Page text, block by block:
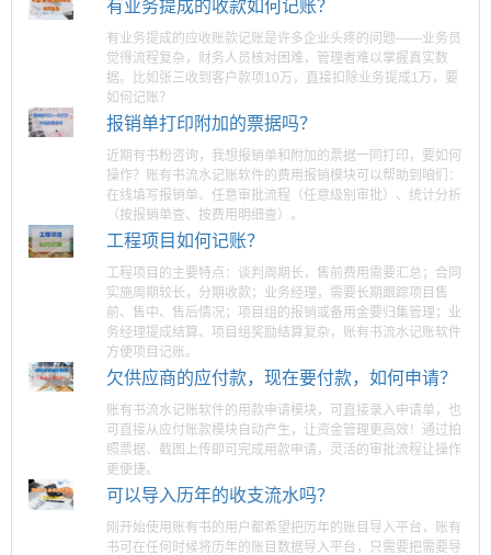
有业务提成的收款如何记账？
有业务提成的应收账款记账是许多企业头疼的问题——业务员
觉得流程复杂，财务人员核对困难，管理者难以掌握真实数
据。比如张三收到客户款项10万，直接扣除业务提成1万，要
如何记账？
报销单打印附加的票据吗？
近期有书粉咨询，我想报销单和附加的票据一同打印，要如何
操作？账有书流水记账软件的费用报销模块可以帮助到咱们：
在线填写报销单、任意审批流程（任意级别审批）、统计分析
（按报销单查、按费用明细查）。
工程项目如何记账？
工程项目的主要特点：谈判周期长，售前费用需要汇总；合同
实施周期较长，分期收款；业务经理，需要长期跟踪项目售
前、售中、售后情况；项目组的报销或备用金要归集管理；业
务经理提成结算、项目组奖励结算复杂，账有书流水记账软件
方便项目记账。
欠供应商的应付款，现在要付款，如何申请？
账有书流水记账软件的用款申请模块，可直接录入申请单，也
可直接从应付账款模块自动产生，让资金管理更高效！通过拍
照票据、截图上传即可完成用款申请，灵活的审批流程让操作
更便捷。
可以导入历年的收支流水吗？
刚开始使用账有书的用户都希望把历年的账目导入平台，账有
书可在任何时候将历年的账目数据导入平台，只需要把需要导